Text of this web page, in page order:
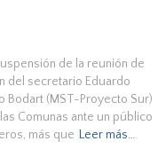
de la reunión de
del secretario Eduardo
Bodart (MST-Proyecto Sur)
Comunas ante un público
más que Leer más…